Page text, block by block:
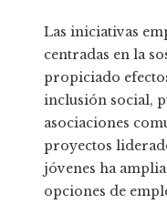
Las iniciativas
centradas en la
propiciado
inclusión social,
asociaciones
proyectos
jóvenes ha
opciones de